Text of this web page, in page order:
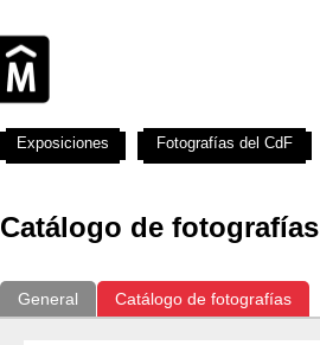
Catálogo de fotografías
General Catálogo de fotografías
Exposiciones Fotografías del CdF